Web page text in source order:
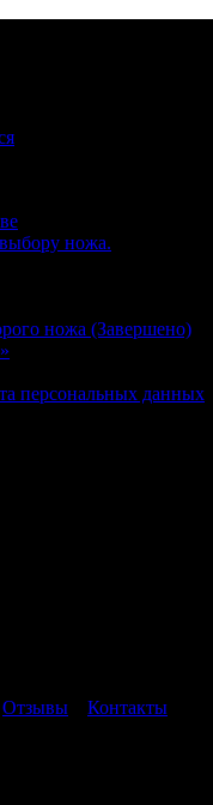
ножа.
ножа (Завершено)
персональных данных
Отзывы
Контакты